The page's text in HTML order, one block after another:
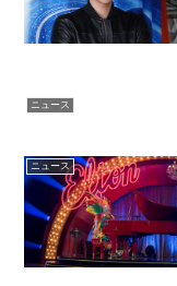
ニュース
ニュース